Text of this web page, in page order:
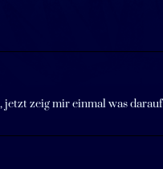
zeig mir einmal was darauf